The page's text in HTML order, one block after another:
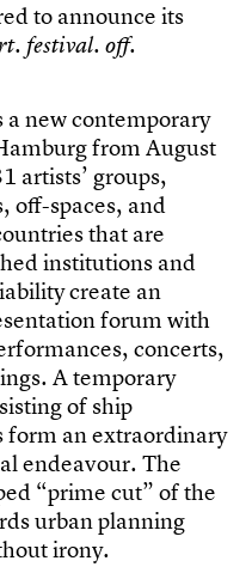
edto announce its
t. festival. of.
a newcontemporary
amburgfrom August
1 artists’ groups,
, of-spaces, and
ountriesthat are
hedinstitutions and
iabilitycreate an
sentationforum with
rformances, concerts,
ings. Atemporary
sistingof ship
form anextraordinary
alendeavour. The
ed “prime cut” ofthe
rdsurbanplanning
houtirony.